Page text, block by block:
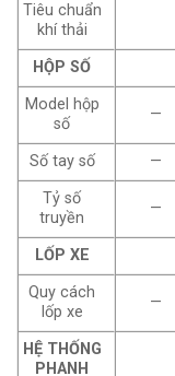
Tiêu chuẩn
khí thải
HỘP SỐ
Model hộp
số
—
Số tay số —
Tỷ số
truyền
—
LỐP XE
Quy cách
lốp xe
—
HỆ THỐNG
PHANH